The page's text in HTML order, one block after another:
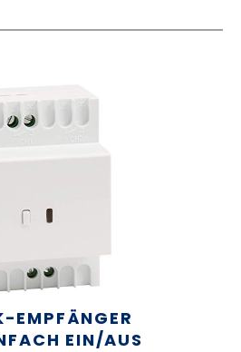
EMPFÄNGER
EIN/AUS